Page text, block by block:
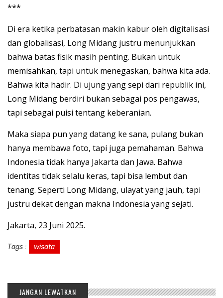
***
Di era ketika perbatasan makin kabur oleh digitalisasi
dan globalisasi, Long Midang justru menunjukkan
bahwa batas fisik masih penting. Bukan untuk
memisahkan, tapi untuk menegaskan, bahwa kita ada.
Bahwa kita hadir. Di ujung yang sepi dari republik ini,
Long Midang berdiri bukan sebagai pos pengawas,
tapi sebagai puisi tentang keberanian.
Maka siapa pun yang datang ke sana, pulang bukan
hanya membawa foto, tapi juga pemahaman. Bahwa
Indonesia tidak hanya Jakarta dan Jawa. Bahwa
identitas tidak selalu keras, tapi bisa lembut dan
tenang. Seperti Long Midang, ulayat yang jauh, tapi
justru dekat dengan makna Indonesia yang sejati.
Jakarta, 23 Juni 2025.
Tags : wisata
JANGAN LEWATKAN